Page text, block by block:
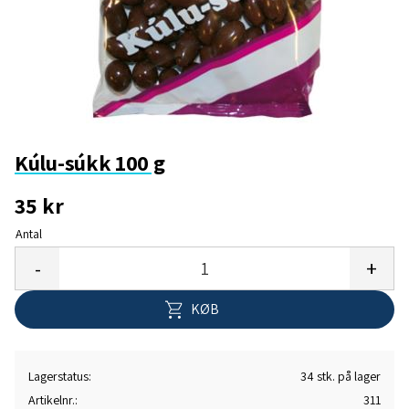
Kúlu-súkk 100 g
35 kr
Antal
+
-
KØB
Lagerstatus
34 stk. på lager
Artikelnr.
311